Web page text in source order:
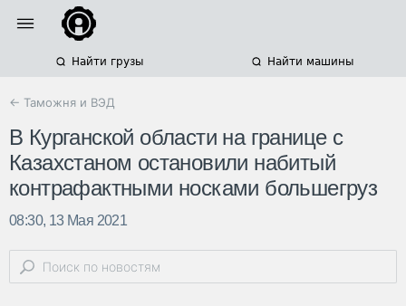
Найти грузы Найти машины
← Таможня и ВЭД
В Курганской области на границе с
Казахстаном остановили набитый
контрафактными носками большегруз
08:30, 13 Мая 2021